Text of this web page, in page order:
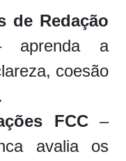
de Redação
a
coesão
FCC–
avalia os